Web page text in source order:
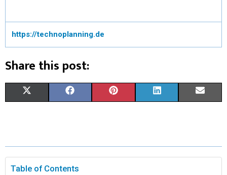
https://technoplanning.de
Share this post:
W E T K I
Table of Contents